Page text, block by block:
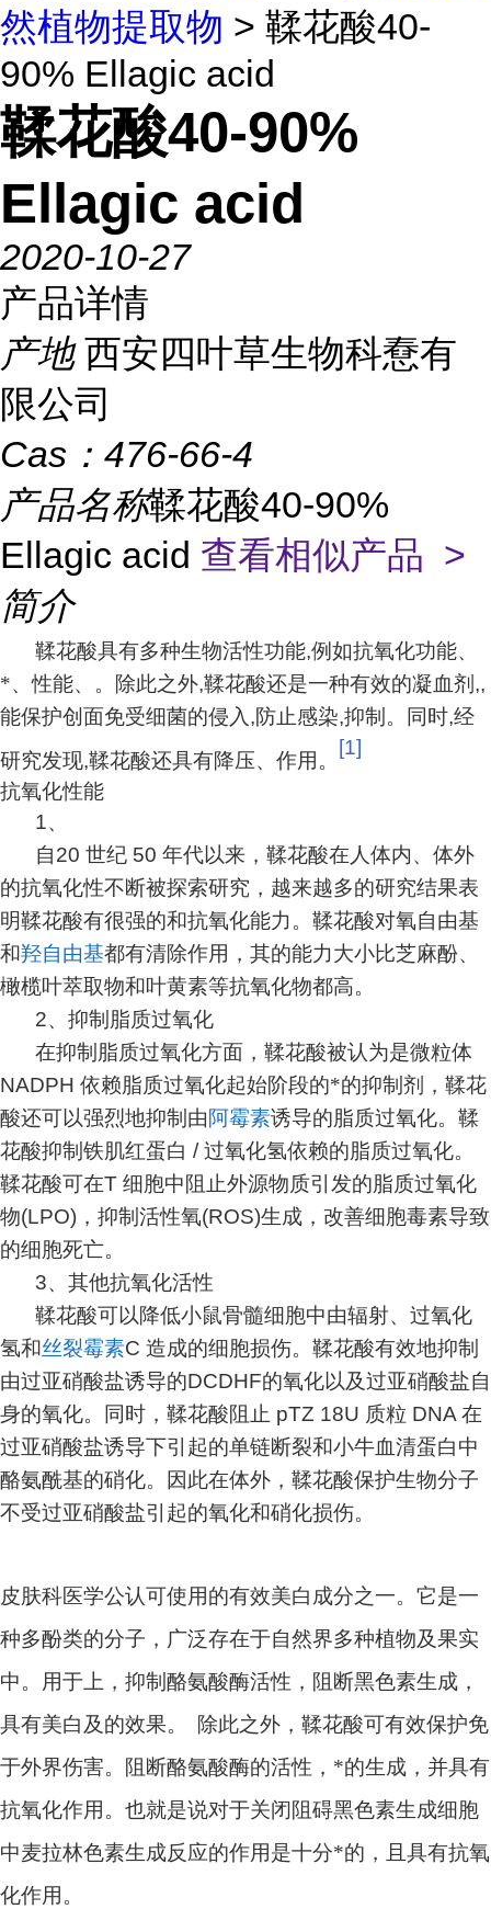
然植物提取物 > 鞣花酸40-
90% Ellagic acid
鞣花酸40-90%
Ellagic acid
2020-10-27
产品详情
产地 西安四叶草生物科憃有
限公司
Cas： 476-66-4
产品名称鞣花酸40-90%
Ellagic acid 查看相似产品 >
简介
鞣花酸具有多种生物活性功能,例如抗氧化功能、
*、性能、。除此之外,鞣花酸还是一种有效的凝血剂 ,,
能保护创面免受细菌的侵入 ,防止感染,抑制。同时,经
研究发现,鞣花酸还具有降压、作用。
[1]
抗氧化性能
1、
自20 世纪 50 年代以来，鞣花酸在人体内、体外
的抗氧化性不断被探索研究，越来越多的研究结果表
明鞣花酸有很强的和抗氧化能力。鞣花酸对氧自由基
和羟自由基都有清除作用，其的能力大小比芝麻酚、
橄榄叶萃取物和叶黄素等抗氧化物都高。
2、抑制脂质过氧化
在抑制脂质过氧化方面，鞣花酸被认为是微粒体
NADPH 依赖脂质过氧化起始阶段的*的抑制剂，鞣花
酸还可以强烈地抑制由阿霉素诱导的脂质过氧化。鞣
花酸抑制铁肌红蛋白 /过氧化氢依赖的脂质过氧化。
鞣花酸可在T 细胞中阻止外源物质引发的脂质过氧化
物(LPO) ，抑制活性氧(ROS)生成，改善细胞毒素导致
的细胞死亡。
3、其他抗氧化活性
鞣花酸可以降低小鼠骨髓细胞中由辐射、过氧化
氢和丝裂霉素C 造成的细胞损伤。鞣花酸有效地抑制
由过亚硝酸盐诱导的DCDHF的氧化以及过亚硝酸盐自
身的氧化。同时，鞣花酸阻止 pTZ 18U 质粒 DNA在
过亚硝酸盐诱导下引起的单链断裂和小牛血清蛋白中
酪氨酰基的硝化。因此在体外，鞣花酸保护生物分子
不受过亚硝酸盐引起的氧化和硝化损伤。
皮肤科医学公认可使用的有效美白成分之一。它是一
种多酚类的分子，广泛存在于自然界多种植物及果实
中。用于上，抑制酪氨酸酶活性，阻断黑色素生成，
具有美白及的效果。
除此之外，鞣花酸可有效保护免
于外界伤害。阻断酪氨酸酶的活性，*的生成，并具有
抗氧化作用。也就是说对于关闭阻碍黑色素生成细胞
中麦拉林色素生成反应的作用是十分*的，且具有抗氧
化作用。